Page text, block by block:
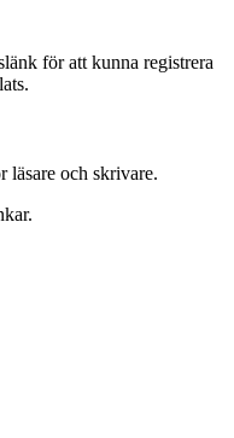
för att kunna registrera
läsare och skrivare.